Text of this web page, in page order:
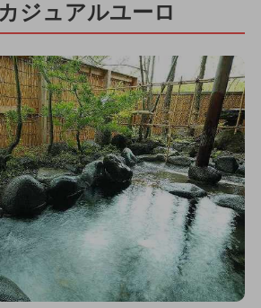
ジュアルユーロ